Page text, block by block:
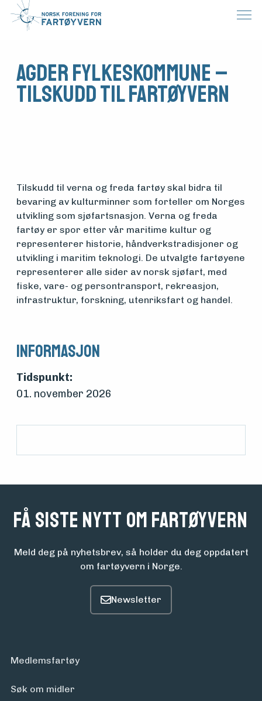
Medlemsfartøy
Søk
om
Vern,
vedlikehold
og drift
Om
foreningen
Aktuelt
Arrangementer
Agder fylkeskommune –
Tilskudd til fartøyvern
Tilskudd til verna og freda fartøy skal bidra til
bevaring av kulturminner som forteller om Norges
utvikling som sjøfartsnasjon. Verna og freda
fartøy er spor etter vår maritime kultur og
representerer historie, håndverkstradisjoner og
utvikling i maritim teknologi. De utvalgte fartøyene
representerer alle sider av norsk sjøfart, med
fiske, vare- og persontransport, rekreasjon,
infrastruktur, forskning, utenriksfart og handel.
Informasjon
Tidspunkt:
01. november 2026
Få siste nytt om fartøyvern
Meld deg på nyhetsbrev, så holder du deg oppdatert
om fartøyvern i Norge.
Medlemsfartøy
Søk om midler